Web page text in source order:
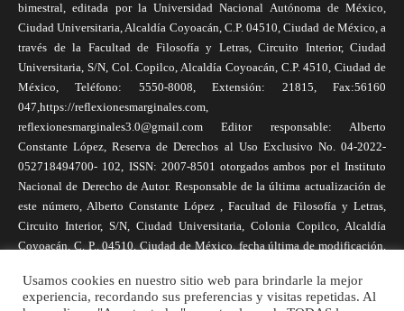
bimestral, editada por la Universidad Nacional Autónoma de México,
Ciudad Universitaria, Alcaldía Coyoacán, C.P. 04510, Ciudad de México, a
través de la Facultad de Filosofía y Letras, Circuito Interior, Ciudad
Universitaria, S/N, Col. Copilco, Alcaldía Coyoacán, C.P. 4510, Ciudad de
México, Teléfono: 5550-8008, Extensión: 21815, Fax:56160
047,https://reflexionesmarginales.com,
reflexionesmarginales3.0@gmail.com Editor responsable: Alberto
Constante López, Reserva de Derechos al Uso Exclusivo No. 04-2022-
052718494700- 102, ISSN: 2007-8501 otorgados ambos por el Instituto
Nacional de Derecho de Autor. Responsable de la última actualización de
este número, Alberto Constante López , Facultad de Filosofía y Letras,
Circuito Interior, S/N, Ciudad Universitaria, Colonia Copilco, Alcaldía
Coyoacán, C. P., 04510, Ciudad de México, fecha última de modificación,
necesariamente reflejan la postura de la revista, ni de Universidad Nacional
Autónoma de México. Los autores son responsables de los contenidos de
Usamos cookies en nuestro sitio web para brindarle la mejor
experiencia, recordando sus preferencias y visitas repetidas. Al